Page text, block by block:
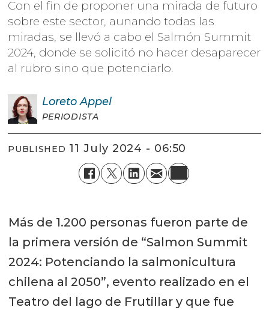
Con el fin de proponer una mirada de futuro
sobre este sector, aunando todas las
miradas, se llevó a cabo el Salmón Summit
2024, donde se solicitó no hacer desaparecer
al rubro sino que potenciarlo.
Loreto Appel
PERIODISTA
PUBLISHED 11 July 2024 - 06:50
Más de 1.200 personas fueron parte de
la primera versión de “Salmon Summit
2024: Potenciando la salmonicultura
chilena al 2050”, evento realizado en el
Teatro del lago de Frutillar y que fue